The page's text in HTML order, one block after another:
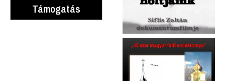
Támogatás